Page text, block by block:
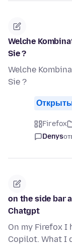
Welche
Sie ?
Welche
Sie ?
Firefox
Denys
on the side bar
Chatgpt
On my Firefox I
Copilot. What I